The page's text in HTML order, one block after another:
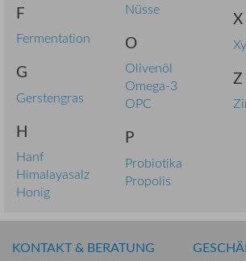
F
Fermentation
G
Gerstengras
H
Hanf
Himalayasalz
Honig
Nüsse
O
Olivenöl
Omega-3
OPC
P
Probiotika
Propolis
X
Z
KONTAKT & BERATUNG